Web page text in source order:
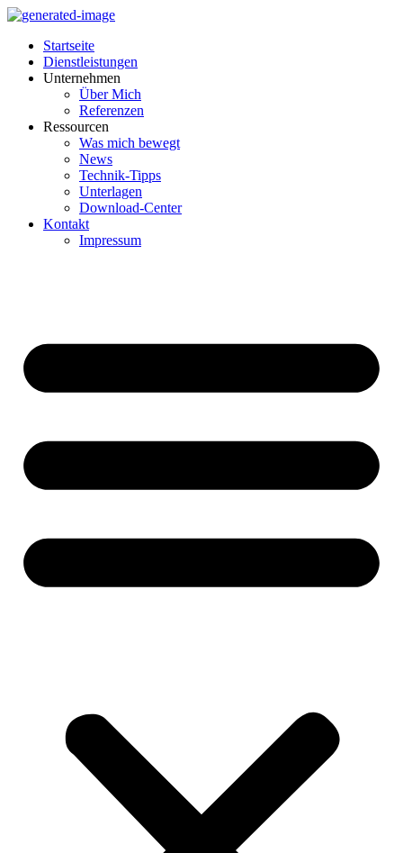
Startseite
Dienstleistungen
Unternehmen
Über Mich
Referenzen
Ressourcen
Was mich bewegt
News
Technik-Tipps
Unterlagen
Download-Center
Kontakt
Impressum